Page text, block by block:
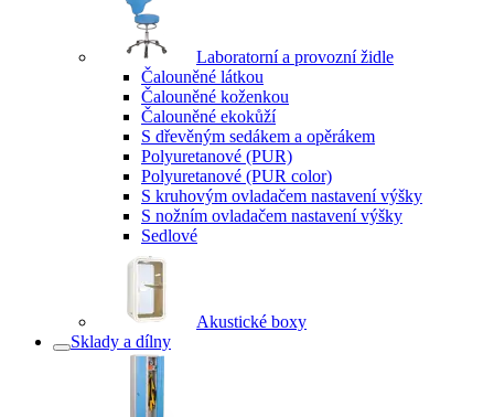
Laboratorní a provozní židle
Čalouněné látkou
Čalouněné koženkou
Čalouněné ekokůží
S dřevěným sedákem a opěrákem
Polyuretanové (PUR)
Polyuretanové (PUR color)
S kruhovým ovladačem nastavení výšky
S nožním ovladačem nastavení výšky
Sedlové
Akustické boxy
Sklady a dílny